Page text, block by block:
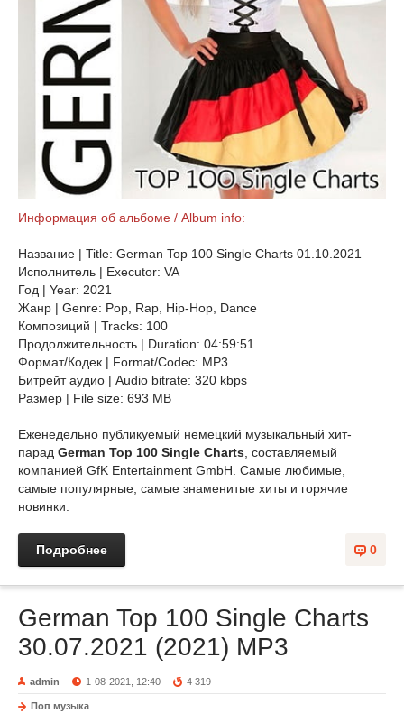
Информация об альбоме / Album info:
Название | Title: German Top 100 Single Charts 01.10.2021
Исполнитель | Executor: VA
Год | Year: 2021
Жанр | Genre: Pop, Rap, Hip-Hop, Dance
Композиций | Tracks: 100
Продолжительность | Duration: 04:59:51
Формат/Кодек | Format/Codec: MP3
Битрейт аудио | Audio bitrate: 320 kbps
Размер | File size: 693 MB
Еженедельно публикуемый немецкий музыкальный хит-
парад German Top 100 Single Charts , составляемый
компанией GfK Entertainment GmbH. Самые любимые,
самые популярные, самые знаменитые хиты и горячие
новинки.
0
Подробнее
German Top 100 Single Charts
30.07.2021 (2021) MP3
admin 1-08-2021, 12:40 4 319
Поп музыка